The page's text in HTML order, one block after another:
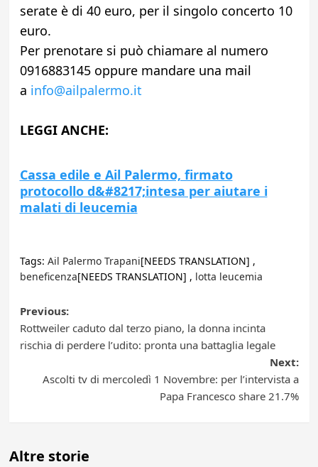
serate è di 40 euro, per il singolo concerto 10
euro.
Per prenotare si può chiamare al numero
0916883145 oppure mandare una mail
a info@ailpalermo.it
LEGGI ANCHE:
Cassa edile e Ail Palermo, firmato
protocollo d&#8217;intesa per aiutare i
malati di leucemia
Tags: Ail Palermo Trapani[NEEDS TRANSLATION] ,
beneficenza[NEEDS TRANSLATION] , lotta leucemia
Post
navigation
Previous:
Rottweiler caduto dal terzo piano, la donna incinta
rischia di perdere l’udito: pronta una battaglia legale
Next:
Ascolti tv di mercoledì 1 Novembre: per l’intervista a
Papa Francesco share 21.7%
Altre storie